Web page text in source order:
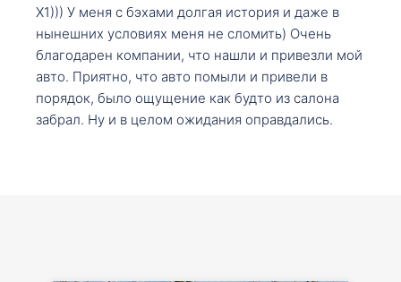
X1))) У меня с бэхами долгая история и даже в
нынешних условиях меня не сломить) Очень
благодарен компании, что нашли и привезли мой
авто. Приятно, что авто помыли и привели в
порядок, было ощущение как будто из салона
забрал. Ну и в целом ожидания оправдались.